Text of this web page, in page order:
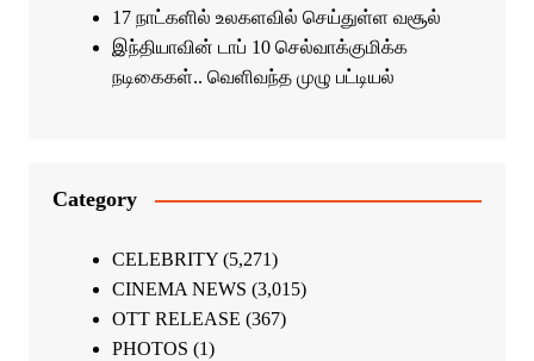
17 நாட்களில் உலகளவில் செய்துள்ள வசூல்
இந்தியாவின் டாப் 10 செல்வாக்குமிக்க
நடிகைகள்.. வெளிவந்த முழு பட்டியல்
Category
CELEBRITY(5,271)
CINEMA NEWS (3,015)
OTT RELEASE (367)
PHOTOS (1)